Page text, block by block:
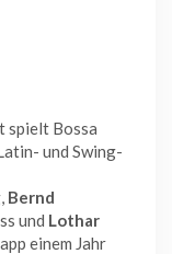
spielt Bossa
und Swing-
Bernd
und Lothar
einem Jahr